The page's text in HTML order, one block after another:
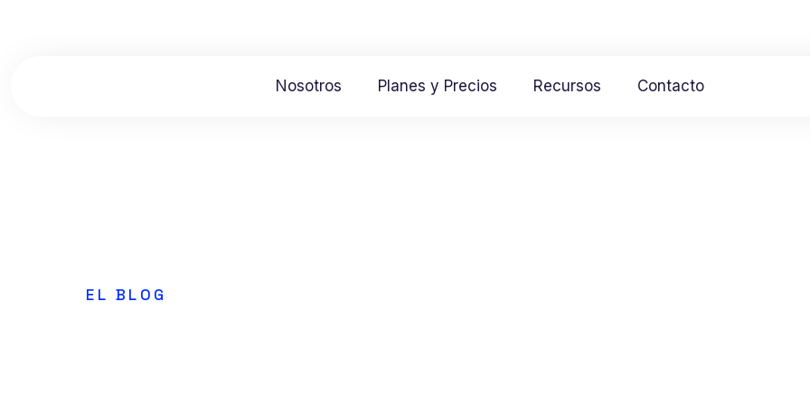
Nosotros Planes y Precios Recursos Contacto
EL BLOG